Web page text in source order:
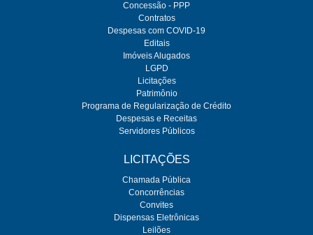
Concessão - PPP
Contratos
Despesas com COVID-19
Editais
Imóveis Alugados
LGPD
Licitações
Patrimônio
Programa de Regularização de Crédito
Despesas e Receitas
Servidores Públicos
LICITAÇÕES
Chamada Pública
Concorrências
Convites
Dispensas Eletrônicas
Leilões